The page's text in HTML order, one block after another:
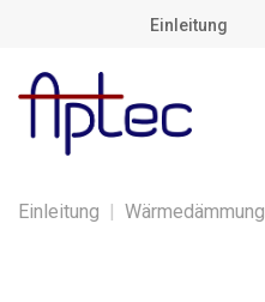
Einleitung
Einleitung | Wärmedämmung